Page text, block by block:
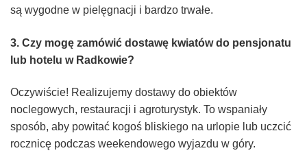
są wygodne w pielęgnacji i bardzo trwałe.
3. Czy mogę zamówić dostawę kwiatów do pensjonatu
lub hotelu w Radkowie?
Oczywiście! Realizujemy dostawy do obiektów
noclegowych, restauracji i agroturystyk. To wspaniały
sposób, aby powitać kogoś bliskiego na urlopie lub uczcić
rocznicę podczas weekendowego wyjazdu w góry.